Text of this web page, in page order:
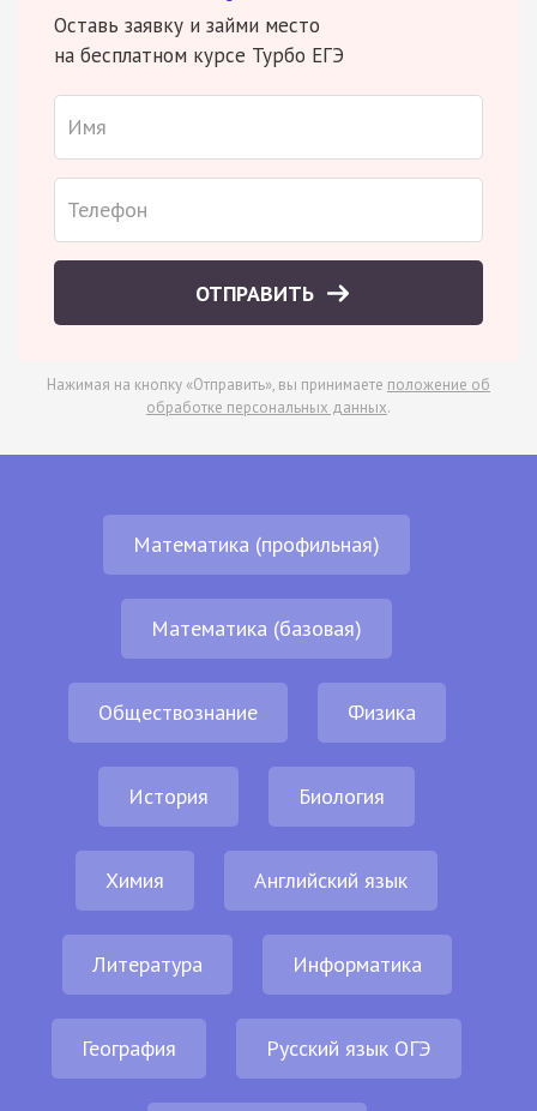
Оставь заявку и займи место
на бесплатном курсе Турбо ЕГЭ
ОТПРАВИТЬ
Нажимая на кнопку «Отправить», вы принимаете положение об
обработке персональных данных.
Математика (профильная)
Математика (базовая)
Обществознание Физика
История Биология
Химия Английский язык
Литература Информатика
География Русский язык ОГЭ